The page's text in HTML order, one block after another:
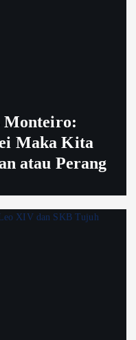
Monteiro:
Maka Kita
atau Perang